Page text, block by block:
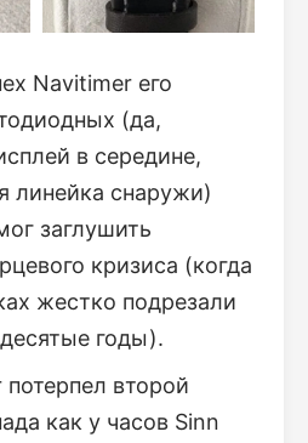
Navitimer его
(да,
в середине,
линейка снаружи)
заглушить
кризиса (когда
жестко подрезали
годы).
второй
как у часов Sinn